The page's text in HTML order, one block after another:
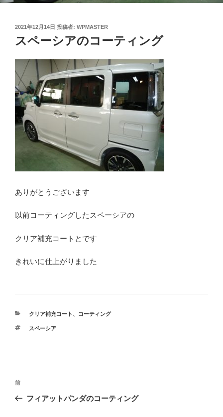
投
稿
日:
2021年12月14日 投稿者: WPMASTER
スペーシアのコーティング
ありがとうございます
以前コーティングしたスペーシアの
クリア補充コートとです
きれいに仕上がりました
カ
ゴ
クリア補充コート 、 コーティング
タ
スペーシア
投
前
の
前
フィアットパンダのコーティング